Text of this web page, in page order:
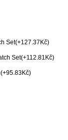
Set(+127.37Kč)
Set(+112.81Kč)